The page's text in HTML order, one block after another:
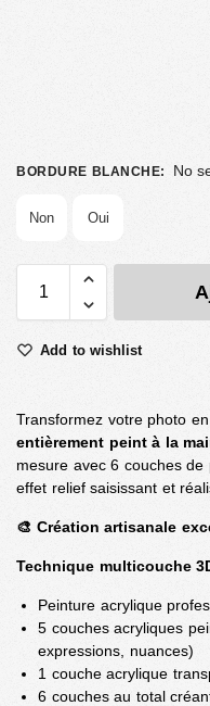
BORDURE BLANCHE: No
Non Oui
Add to wishlist
Transformez votre photo en
entièrement peint à la
mesure avec 6 couches
effet relief saisissant et
🎨 Création artisanale
Technique multicouche
Peinture acrylique
5 couches acryliques
expressions, nuances)
1 couche acrylique
6 couches au total